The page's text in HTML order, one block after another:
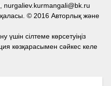
nurgaliev.kurmangali@bk.ru
© 2016 Авторлық және
сілтеме көрсетуіңіз
көзқарасымен сәйкес келе